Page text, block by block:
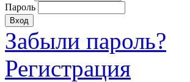
Пароль
Забыли пароль?
Регистрация